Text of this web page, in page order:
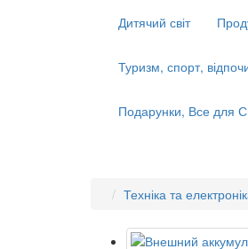
Дитячий світ
Туризм, спорт,
Подарунки, Все для
Техніка та